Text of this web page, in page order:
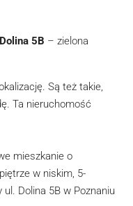
5B – zielona
Są też takie,
Ta nieruchomość
mieszkanie o
w niskim, 5-
Dolina 5B w Poznaniu